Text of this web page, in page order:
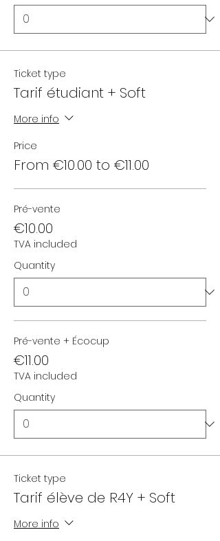
Ticket type
Tarif étudiant + Soft
More info
Price
From €10.00 to €11.00
Pré-vente
€10.00
TVA included
Quantity
Pré-vente + Écocup
€11.00
TVA included
Quantity
Ticket type
Tarif élève de R4Y + Soft
More info